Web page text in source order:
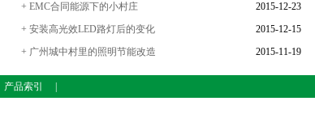
2015-12-23
+ EMC合同能源下的小村庄
2015-12-15
+ 安装高光效LED路灯后的变化
2015-11-19
+ 广州城中村里的照明节能改造
产品索引